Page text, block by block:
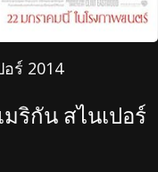
อร์ 2014
ริกัน สไนเปอร์